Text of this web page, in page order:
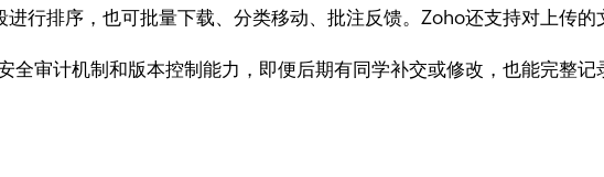
行排序，也可批量下载、分类移动、批注反馈。Zoho还支持对上传的
全审计机制和版本控制能力，即便后期有同学补交或修改，也能完整记